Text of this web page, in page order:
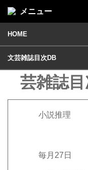
メニュー
HOME
文芸雑誌目次DB
小説推理
芸雑誌
小説推理
毎月27日